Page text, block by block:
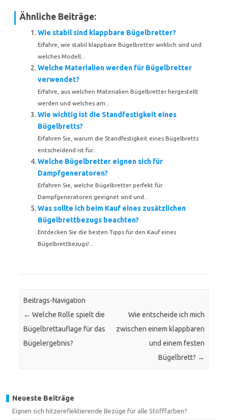
Ähnliche Beiträge:
Wie stabil sind klappbare Bügelbretter?
Erfahre, wie stabil klappbare Bügelbretter wirklich sind und
welches Modell...
Welche Materialien werden für Bügelbretter
verwendet?
Erfahre, aus welchen Materialien Bügelbretter hergestellt
werden und welches am...
Wie wichtig ist die Standfestigkeit eines
Bügelbretts?
Erfahren Sie, warum die Standfestigkeit eines Bügelbretts
entscheidend ist für...
Welche Bügelbretter eignen sich für
Dampfgeneratoren?
Erfahren Sie, welche Bügelbretter perfekt für
Dampfgeneratoren geeignet sind und...
Was sollte ich beim Kauf eines zusätzlichen
Bügelbrettbezugs beachten?
Entdecken Sie die besten Tipps für den Kauf eines
Bügelbrettbezugs!...
Beitrags-Navigation
← Welche Rolle spielt die
Bügelbrettauflage für das
Bügelergebnis?
Wie entscheide ich mich
zwischen einem klappbaren
und einem festen
Bügelbrett? →
Neueste Beiträge
Eignen sich hitzereflektierende Bezüge für alle Stofffarben?